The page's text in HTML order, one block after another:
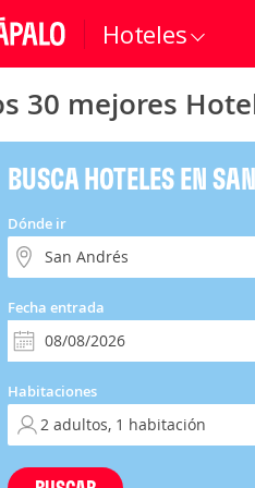
Hoteles
30 mejores
BUSCA HOTELES EN
Dónde ir
Fecha entrada
Habitaciones